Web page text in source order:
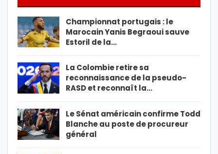
Championnat portugais : le
Marocain Yanis Begraoui sauve
Estoril de la…
La Colombie retire sa
reconnaissance de la pseudo-
RASD et reconnaît la…
Le Sénat américain confirme Todd
Blanche au poste de procureur
général